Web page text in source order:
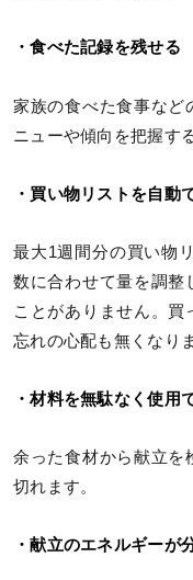
・食べた記録を残せる
家族の食べた食事など
ニューや傾向を把握す
・買い物リストを自動
最大1週間分の買い物
数に合わせて量を調整
ことがありません。
忘れの心配も無くなり
・材料を無駄なく使用
余った食材から献立を
切れます。
・献立のエネルギーが